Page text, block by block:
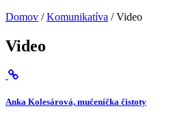
Domov /Komunikatíva /Video
Video
Anka Kolesárová, mučeníčka čistoty